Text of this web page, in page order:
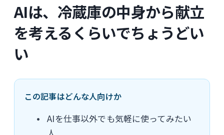
AIは、冷蔵庫の中身から献立
を考えるくらいでちょうどい
い
この記事はどんな人向けか
AIを仕事以外でも気軽に使ってみたい